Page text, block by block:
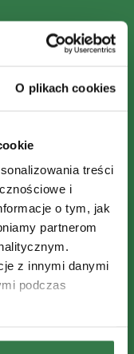
O plikach cookies
treści
i
o tym, jak
partnerom
z innymi danymi
podczas